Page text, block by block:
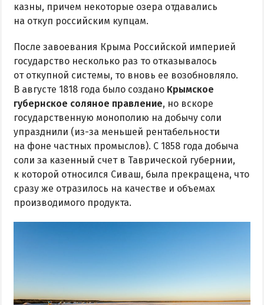
казны, причем некоторые озера отдавались
на откуп российским купцам.
После завоевания Крыма Российской империей
государство несколько раз то отказывалось
от откупной системы, то вновь ее возобновляло.
В августе 1818 года было создано Крымское
губернское соляное правление, но вскоре
государственную монополию на добычу соли
упразднили (из-за меньшей рентабельности
на фоне частных промыслов). С 1858 года добыча
соли за казенный счет в Таврической губернии,
к которой относился Сиваш, была прекращена, что
сразу же отразилось на качестве и объемах
производимого продукта.